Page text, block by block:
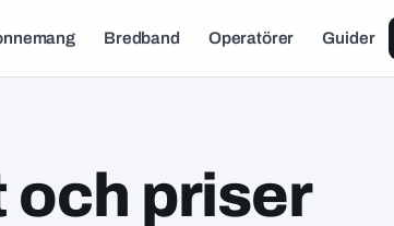
Bredband Operatörer Guider
och priser